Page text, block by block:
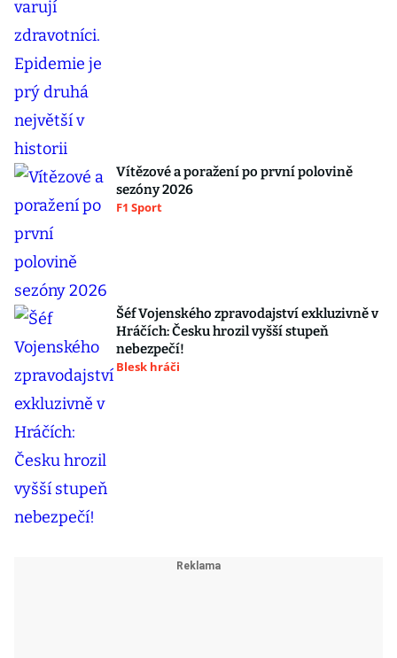
Vítězové a poražení po první polovině
sezóny 2026
F1 Sport
Šéf Vojenského zpravodajství exkluzivně v
Hráčích: Česku hrozil vyšší stupeň
nebezpečí!
Blesk hráči